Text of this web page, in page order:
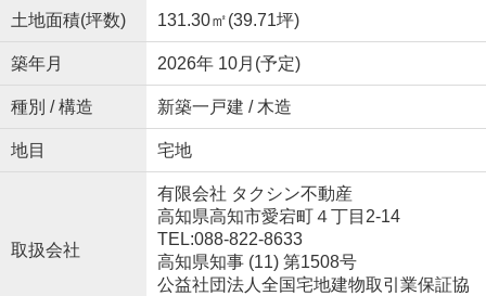
土地面積(坪数) 131.30㎡(39.71坪)
築年月 2026年 10月(予定)
種別 / 構造 新築一戸建 / 木造
地目 宅地
取扱会社
有限会社 タクシン不動産
高知県高知市愛宕町４丁目2-14
TEL:088-822-8633
高知県知事 (11) 第1508号
公益社団法人全国宅地建物取引業保証協